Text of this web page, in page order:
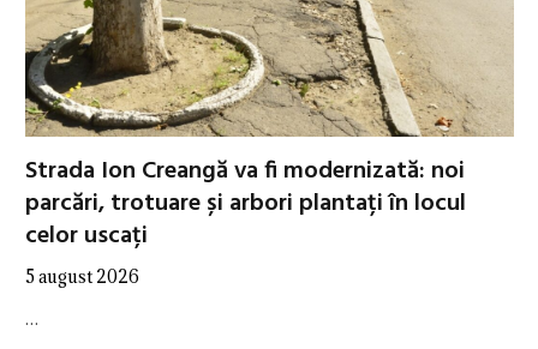
Strada Ion Creangă va fi modernizată: noi
parcări, trotuare și arbori plantați în locul
celor uscați
5 august 2026
…